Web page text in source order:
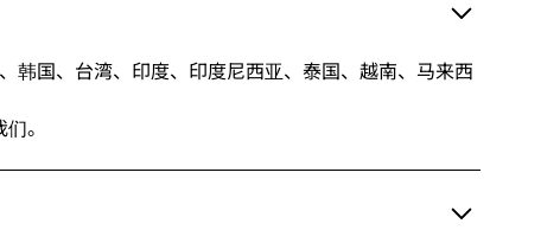
韩国、台湾、印度、印度尼西亚、泰国、越南、马来西
。